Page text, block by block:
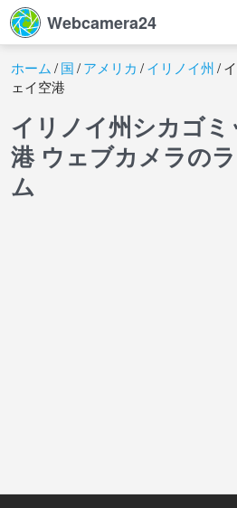
Webcamera24
ホーム 国 アメリカ イリノイ州
ェイ空港
イリノイ州シカゴ
港 ウェブカメラの
ム